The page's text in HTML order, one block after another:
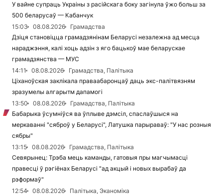
У вайне супраць Украіны з расійскага боку загінула ўжо больш за
500 беларусаў — Кабанчук
15:03
08.08.2026
Грамадства
Дзіця становіцца грамадзянінам Беларусі незалежна ад месца
нараджэння, калі хоць адзін з яго бацькоў мае беларускае
грамадзянства — МУС
14:11
08.08.2026
Грамадства, Палітыка
Ціханоўская заклікала праваабаронцаў даць экс-палітвязням
зразумелы алгарытм дапамогі
13:50
08.08.2026
Грамадства, Палітыка
Бабарыка ўсумніўся ва ўплыве дэмсіл, спаслаўшыся на
меркаванні "сяброў у Беларусі", Латушка парыраваў: "У нас розныя
сябры"
13:15
08.08.2026
Грамадства, Палітыка
Севярынец: Трэба мець каманды, гатовыя пры магчымасці
правесці ў рэгіёнах Беларусі "ад акцый і новых вырабаў да
рэформаў"
12:54
08.08.2026
Палітыка, Эканоміка